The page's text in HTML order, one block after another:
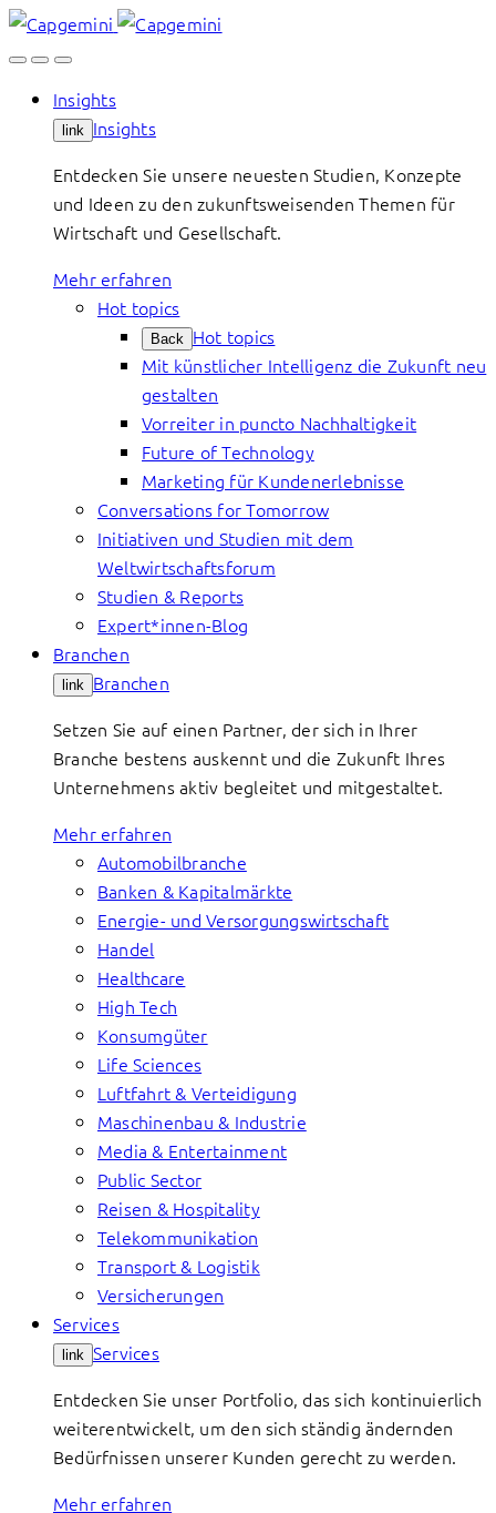
Skip
to
Insights
link Insights
Entdecken Sie unsere neuesten Studien, Konzepte
und Ideen zu den zukunftsweisenden Themen für
Wirtschaft und Gesellschaft.
Mehr erfahren
Hot topics
Back Hot topics
Mit künstlicher Intelligenz die Zukunft neu
gestalten
Vorreiter in puncto Nachhaltigkeit
Future of Technology
Marketing für Kundenerlebnisse
Conversations for Tomorrow
Initiativen und Studien mit dem
Weltwirtschaftsforum
Studien & Reports
Expert*innen-Blog
Branchen
link Branchen
Setzen Sie auf einen Partner, der sich in Ihrer
Branche bestens auskennt und die Zukunft Ihres
Unternehmens aktiv begleitet und mitgestaltet.
Mehr erfahren
Automobilbranche
Banken & Kapitalmärkte
Energie- und Versorgungswirtschaft
Handel
Healthcare
High Tech
Konsumgüter
Life Sciences
Luftfahrt & Verteidigung
Maschinenbau & Industrie
Media & Entertainment
Public Sector
Reisen & Hospitality
Telekommunikation
Transport & Logistik
Versicherungen
Services
link Services
Entdecken Sie unser Portfolio, das sich kontinuierlich
weiterentwickelt, um den sich ständig ändernden
Bedürfnissen unserer Kunden gerecht zu werden.
Mehr erfahren